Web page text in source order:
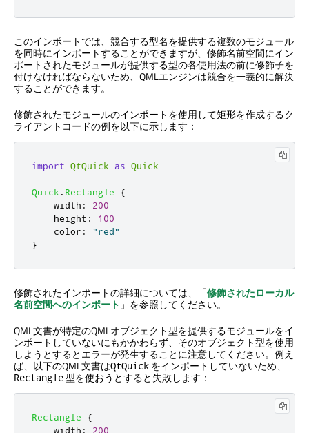
このインポートでは、競合する型名を提供する複数のモジュール
を同時にインポートすることができますが、修飾名前空間にイン
ポートされたモジュールが提供する型の各使用法の前に修飾子を
付けなければならないため、QMLエンジンは競合を一義的に解決
することができます。
修飾されたモジュールのインポートを使用して矩形を作成するク
ライアントコードの例を以下に示します：
import QtQuick as Quick
Quick . Rectangle
{
width :
200
height :
100
color :
"red"
}
修飾されたインポートの詳細については、「修飾されたローカル
名前空間へのインポート」を参照してください。
QML文書が特定のQMLオブジェクト型を提供するモジュールをイ
ンポートしていないにもかかわらず、そのオブジェクト型を使用
しようとするとエラーが発生することに注意してください。例え
ば、以下のQML文書はQtQuick をインポートしていないため、
Rectangle型を使おうとすると失敗します：
Rectangle
{
width :
200